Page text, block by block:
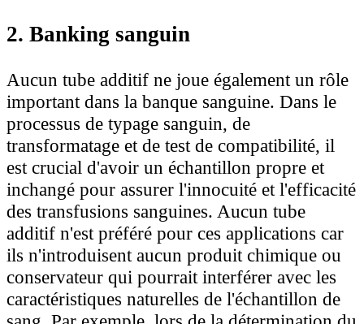
2. Banking sanguin
Aucun tube additif ne joue également un rôle
important dans la banque sanguine. Dans le
processus de typage sanguin, de
transformatage et de test de compatibilité, il
est crucial d'avoir un échantillon propre et
inchangé pour assurer l'innocuité et l'efficacité
des transfusions sanguines. Aucun tube
additif n'est préféré pour ces applications car
ils n'introduisent aucun produit chimique ou
conservateur qui pourrait interférer avec les
caractéristiques naturelles de l'échantillon de